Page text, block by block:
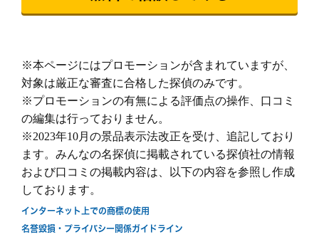
後払い成功報酬での調査が難しいと判断した際
は時間料金制になります。
かわる費用と報告書、動画データ制作料、相談
料などすべての費用が含まれています。
また、時間料金制においても『失敗したら料金
は無料』など他社では決して真似できないサー
ビスをご提供しています。
後払い成功報酬での調査が難しいと判断した際
続きを読む
ご希望の日程を選んで無料相談！
土 日 月 火
8/8
○
8/9
○
8/10
○
8/11
○
8/12
○
8/13
○
8/14
○
8/15
○
※本ページにはプロモーションが含まれていますが、
対象は厳正な審査に合格した探偵のみです。
※プロモーションの有無による評価点の操作、口コミ
の編集は行っておりません。
※2023年10月の景品表示法改正を受け、追記しており
ます。みんなの名探偵に掲載されている探偵社の情報
および口コミの掲載内容は、以下の内容を参照し作成
しております。
インターネット上での商標の使用
名誉毀損・プライバシー関係ガイドライン